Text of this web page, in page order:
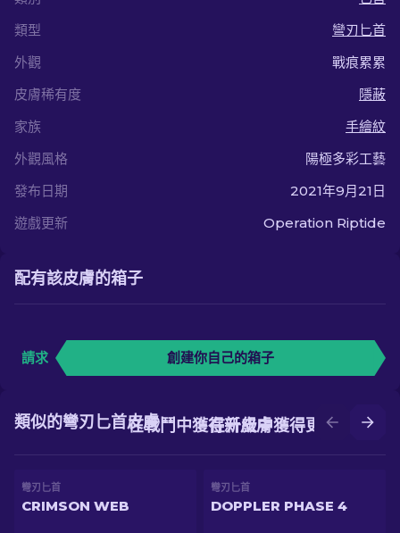
類型
彎刃匕首
外觀
戰痕累累
皮膚稀有度
隱蔽
家族
手繪紋
外觀風格
陽極多彩工藝
發布日期
2021年9月21日
遊戲更新
Operation Riptide
配有該皮膚的箱子
請求 創建你自己的箱子
在升級中獲得更好的皮膚
在戰鬥中獲得新皮膚
類似的彎刃匕首皮膚
彎刃匕首
CRIMSON WEB
彎刃匕首
DOPPLER PHASE 4